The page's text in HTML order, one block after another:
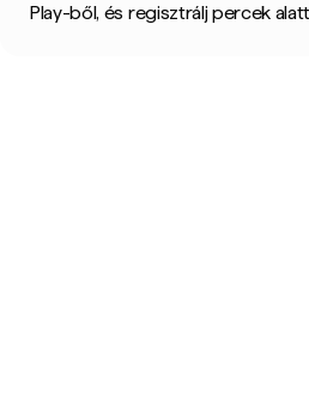
Play-ből, és regisztrálj percek